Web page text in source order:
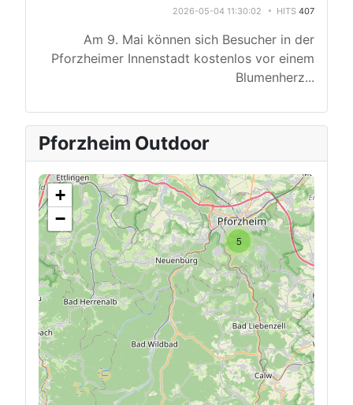
2026-05-04 11:30:02 HITS 407
Am 9. Mai können sich Besucher in der
Pforzheimer Innenstadt kostenlos vor einem
Blumenherz...
Pforzheim Outdoor
5
+
−